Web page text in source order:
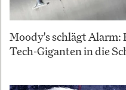
Moody's schlägt
Tech-Giganten in die